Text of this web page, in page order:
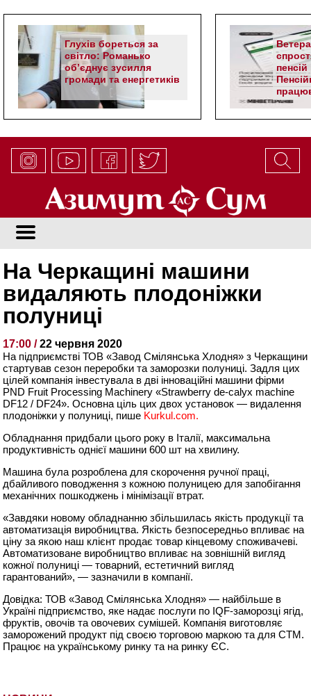
Глухів бореться за
світло: Романько
об’єднує зусилля
громади та енергетиків
На Черкащині машини
видаляють плодоніжки
полуниці
17:00 /22 червня 2020
На підприємстві ТОВ «Завод Смілянська Хлодня» з Черкащини
стартував сезон переробки та заморозки полуниці. Задля цих
цілей компанія інвестувала в дві інноваційні машини фірми
PND Fruit Processing Machinery «Strawberry de-calyx machine
DF12 / DF24». Основна ціль цих двох установок — видалення
плодоніжки у полуниці, пише Kurkul.com.
Обладнання придбали цього року в Італії, максимальна
продуктивність однієї машини 600 шт на хвилину.
Машина була розроблена для скорочення ручної праці,
дбайливого поводження з кожною полуницею для запобігання
механічних пошкоджень і мінімізації втрат.
«Завдяки новому обладнанню збільшилась якість продукції та
автоматизація виробництва. Якість безпосередньо впливає на
ціну за якою наш клієнт продає товар кінцевому споживачеві.
Автоматизоване виробництво впливає на зовнішній вигляд
кожної полуниці — товарний, естетичний вигляд
гарантований», — зазначили в компанії.
Довідка: ТОВ «Завод Смілянська Хлодня» — найбільше в
Україні підприємство, яке надає послуги по IQF-заморозці ягід,
фруктів, овочів та овочевих сумішей. Компанія виготовляє
заморожений продукт під своєю торговою маркою та для СТМ.
Працює на українському ринку та на ринку ЄС.